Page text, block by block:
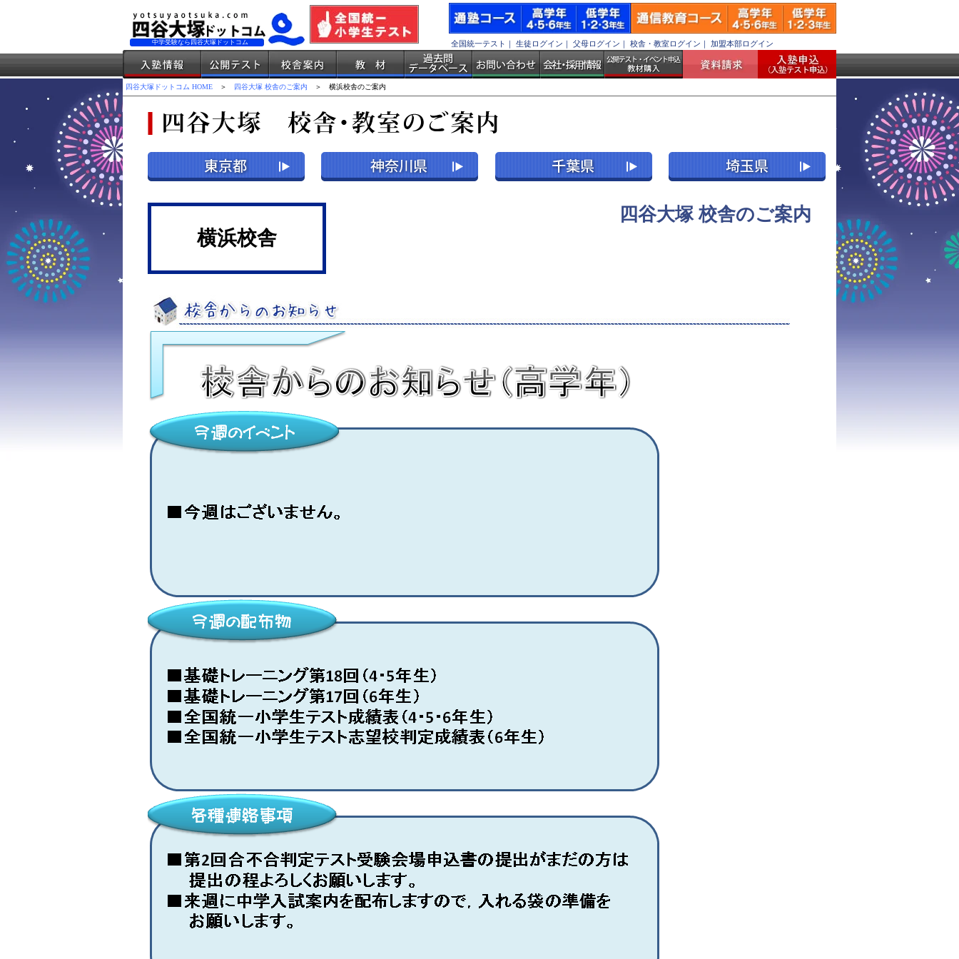
中学受験なら四谷大塚ドットコム 全国統一テスト ｜ 生徒ログイン ｜ 父母ログイン ｜ 校舎・教室ログイン ｜ 加盟本部ログイン
四谷大塚ドットコム HOME ＞ 四谷大塚 校舎のご案内 ＞ 横浜校舎のご案内
四谷大塚 校舎のご案内
横浜校舎